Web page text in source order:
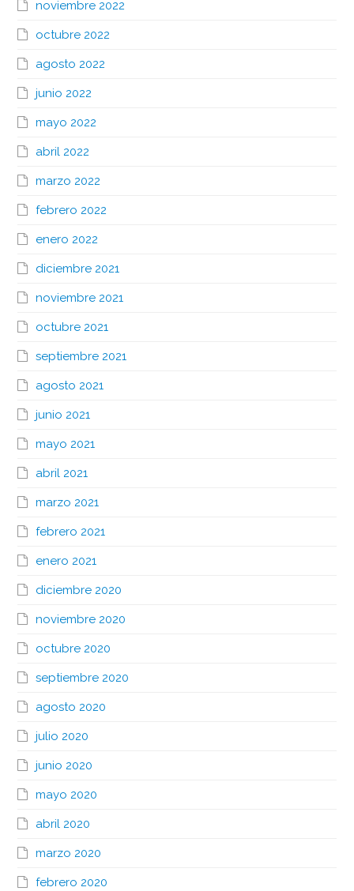
noviembre 2022
octubre 2022
agosto 2022
junio 2022
mayo 2022
abril 2022
marzo 2022
febrero 2022
enero 2022
diciembre 2021
noviembre 2021
octubre 2021
septiembre 2021
agosto 2021
junio 2021
mayo 2021
abril 2021
marzo 2021
febrero 2021
enero 2021
diciembre 2020
noviembre 2020
octubre 2020
septiembre 2020
agosto 2020
julio 2020
junio 2020
mayo 2020
abril 2020
marzo 2020
febrero 2020